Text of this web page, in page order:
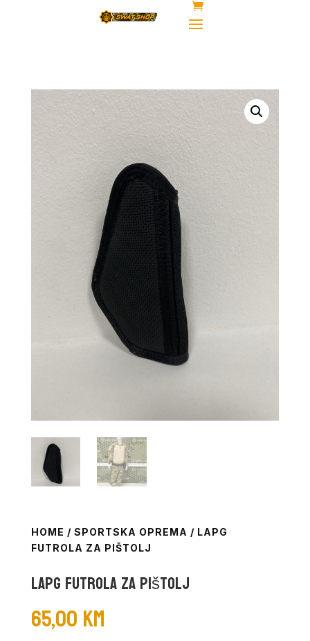
HOME / SPORTSKA OPREMA / LAPG
FUTROLA ZA PIŠTOLJ
Lapg futrola za pištolj
65,00KM